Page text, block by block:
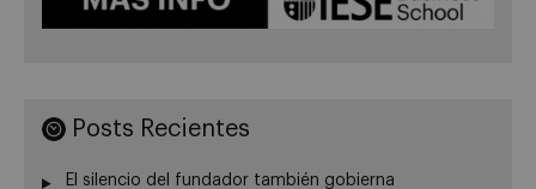
Posts Recientes
El silencio del fundador también gobierna